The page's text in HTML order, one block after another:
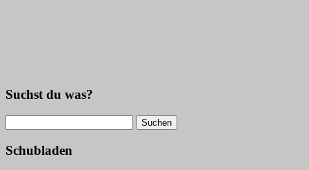
Suchst du was?
nach:
Schubladen